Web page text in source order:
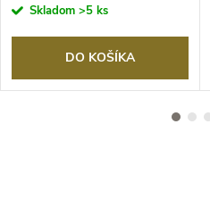
Skladom >5 ks
DO KOŠÍKA